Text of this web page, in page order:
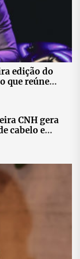
edição do
que reúne
e
CNH gera
cabelo e